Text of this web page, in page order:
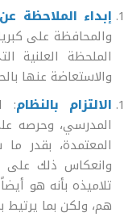
إبداء الملاحظة
والمحافظة على
الملحظة العلنية
والاستعاضة عنها
الالتزام بالنظام:
المدرسي، وحرصه
المعتمدة، بقدر
وانعكاس ذلك على
تلاميذه بأنه هو
هم، ولكن بما يرتيط